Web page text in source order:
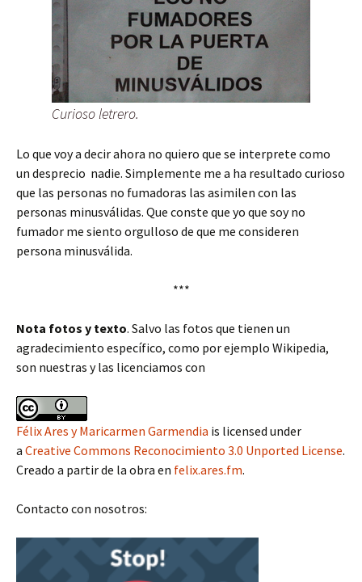
Curioso letrero.
Lo que voy a decir ahora no quiero que se interprete como
un desprecio nadie. Simplemente me a ha resultado curioso
que las personas no fumadoras las asimilen con las
personas minusválidas. Que conste que yo que soy no
fumador me siento orgulloso de que me consideren
persona minusválida.
***
Nota fotos y texto. Salvo las fotos que tienen un
agradecimiento específico, como por ejemplo Wikipedia,
son nuestras y las licenciamos con
Félix Ares y Maricarmen Garmendia is licensed under
a Creative Commons Reconocimiento 3.0 Unported License.
Creado a partir de la obra en felix.ares.fm.
Contacto con nosotros: